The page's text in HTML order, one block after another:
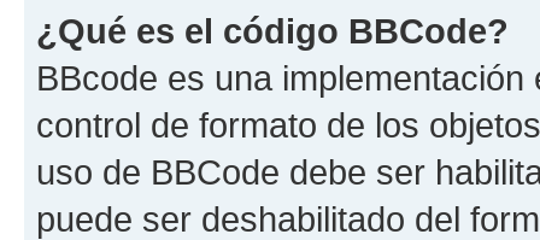
¿Qué es el código BBCode?
BBcode es una
control de formato de los
uso de BBCode debe ser
puede ser deshabilitado del